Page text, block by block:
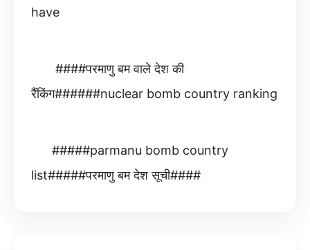
have
####परमाणु बम वाले देश की
रैंकिंग######nuclear bomb country ranking
#####parmanu bomb country
list#####परमाणु बम देश सूची####